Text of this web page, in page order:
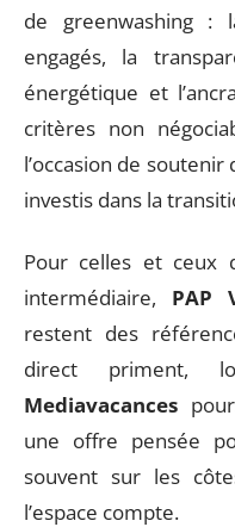
de greenwashing :
engagés, la
énergétique et
critères non
l’occasion de
investis dans la
Pour celles et ceux
intermédiaire, PAP
restent des
direct priment,
Mediavacances
une offre pensée
souvent sur les
l’espace compte.